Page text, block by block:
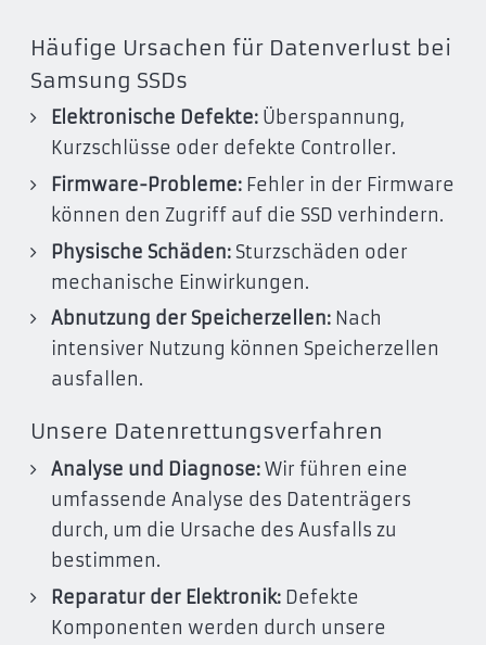
Häufige Ursachen für Datenverlust bei
Samsung SSDs
Elektronische Defekte:Überspannung,
Kurzschlüsse oder defekte Controller.
Firmware-Probleme:Fehler in der Firmware
können den Zugriff auf die SSD verhindern.
Physische Schäden:Sturzschäden oder
mechanische Einwirkungen.
Abnutzung der Speicherzellen:Nach
intensiver Nutzung können Speicherzellen
ausfallen.
Unsere Datenrettungsverfahren
Analyse und Diagnose:Wir führen eine
umfassende Analyse des Datenträgers
durch, um die Ursache des Ausfalls zu
bestimmen.
Reparatur der Elektronik:Defekte
Komponenten werden durch unsere